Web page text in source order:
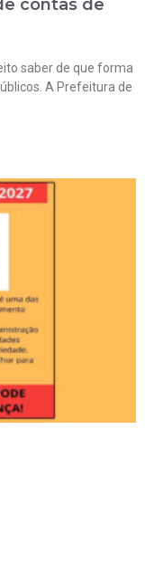
contas de
saber de que forma
A Prefeitura de